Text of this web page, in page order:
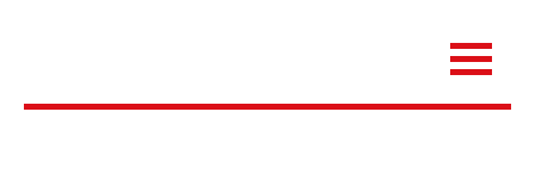
för dig som är anställd inom Region Kalmar län